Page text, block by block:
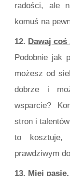
radości, ale
komuś na
12. Dawaj
Podobnie jak
możesz od
dobrze i
wsparcie?
stron i
to
prawdziwym
13. Miej